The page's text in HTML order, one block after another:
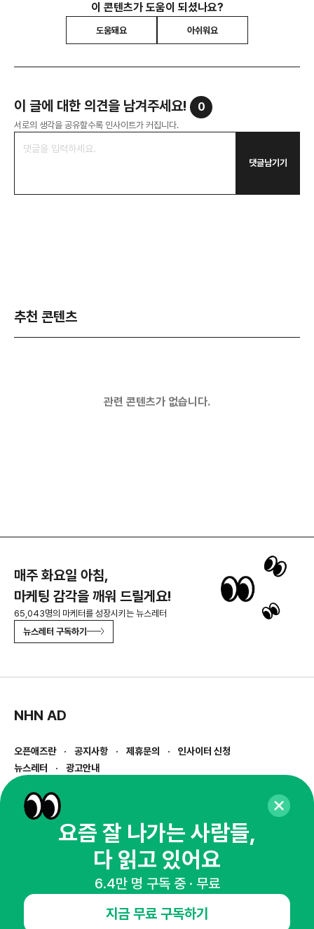
이 콘텐츠가 도움이 되셨나요?
도움돼요 아쉬워요
이 글에 대한 의견을 남겨주세요! 0
서로의 생각을 공유할수록 인사이트가 커집니다.
댓글남기기
추천 콘텐츠
관련 콘텐츠가 없습니다.
매주 화요일 아침,
마케팅 감각을 깨워 드릴게요!
65,043명의 마케터를 성장시키는 뉴스레터
뉴스레터 구독하기
NHN AD
오픈애즈란 공지사항 제휴문의
인사이터 신청
뉴스레터
광고안내
경기도 성남시 분당구 대왕판교로645번길 16
사업자등록번호 : 144-81-27690(
통신판매업신고번호 : 2014-경기성남-1023
호스팅서비스사업자 : 오픈애즈
1800-2198
openads@openads.co.kr
요즘 잘 나가는 사람들,
다 읽고 있어요
6.4만 명 구독 중 · 무료
지금 무료 구독하기